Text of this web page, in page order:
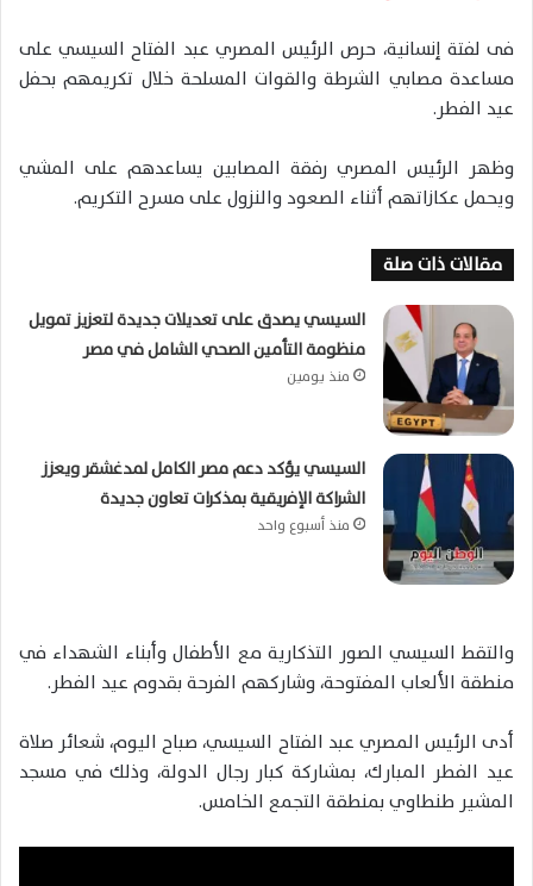
ن
ا
فى لفتة إنسانية، حرص الرئيس المصري عبد الفتاح السيسي على
مساعدة مصابي الشرطة والقوات المسلحة خلال تكريمهم بحفل
عيد الفطر.
وظهر الرئيس المصري رفقة المصابين يساعدهم على المشي
ويحمل عكازاتهم أثناء الصعود والنزول على مسرح التكريم.
مقالات ذات صلة
السيسي يصدق على تعديلات جديدة لتعزيز تمويل
منظومة التأمين الصحي الشامل في مصر
منذ يومين
السيسي يؤكد دعم مصر الكامل لمدغشقر ويعزز
الشراكة الإفريقية بمذكرات تعاون جديدة
منذ أسبوع واحد
والتقط السيسي الصور التذكارية مع الأطفال وأبناء الشهداء في
منطقة الألعاب المفتوحة، وشاركهم الفرحة بقدوم عيد الفطر.
أدى الرئيس المصري عبد الفتاح السيسي، صباح اليوم، شعائر صلاة
عيد الفطر المبارك، بمشاركة كبار رجال الدولة، وذلك في مسجد
المشير طنطاوي بمنطقة التجمع الخامس.